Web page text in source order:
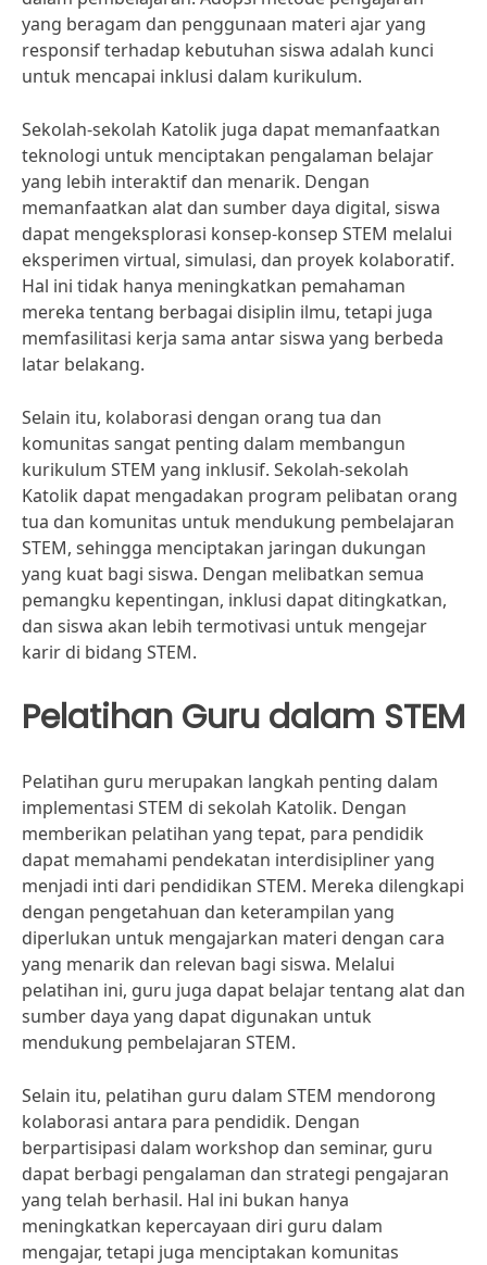
yang beragam dan penggunaan materi ajar yang
responsif terhadap kebutuhan siswa adalah kunci
untuk mencapai inklusi dalam kurikulum.
Sekolah-sekolah Katolik juga dapat memanfaatkan
teknologi untuk menciptakan pengalaman belajar
yang lebih interaktif dan menarik. Dengan
memanfaatkan alat dan sumber daya digital, siswa
dapat mengeksplorasi konsep-konsep STEM melalui
eksperimen virtual, simulasi, dan proyek kolaboratif.
Hal ini tidak hanya meningkatkan pemahaman
mereka tentang berbagai disiplin ilmu, tetapi juga
memfasilitasi kerja sama antar siswa yang berbeda
latar belakang.
Selain itu, kolaborasi dengan orang tua dan
komunitas sangat penting dalam membangun
kurikulum STEM yang inklusif. Sekolah-sekolah
Katolik dapat mengadakan program pelibatan orang
tua dan komunitas untuk mendukung pembelajaran
STEM, sehingga menciptakan jaringan dukungan
yang kuat bagi siswa. Dengan melibatkan semua
pemangku kepentingan, inklusi dapat ditingkatkan,
dan siswa akan lebih termotivasi untuk mengejar
karir di bidang STEM.
Pelatihan Guru dalam STEM
Pelatihan guru merupakan langkah penting dalam
implementasi STEM di sekolah Katolik. Dengan
memberikan pelatihan yang tepat, para pendidik
dapat memahami pendekatan interdisipliner yang
menjadi inti dari pendidikan STEM. Mereka dilengkapi
dengan pengetahuan dan keterampilan yang
diperlukan untuk mengajarkan materi dengan cara
yang menarik dan relevan bagi siswa. Melalui
pelatihan ini, guru juga dapat belajar tentang alat dan
sumber daya yang dapat digunakan untuk
mendukung pembelajaran STEM.
Selain itu, pelatihan guru dalam STEM mendorong
kolaborasi antara para pendidik. Dengan
berpartisipasi dalam workshop dan seminar, guru
dapat berbagi pengalaman dan strategi pengajaran
yang telah berhasil. Hal ini bukan hanya
meningkatkan kepercayaan diri guru dalam
mengajar, tetapi juga menciptakan komunitas